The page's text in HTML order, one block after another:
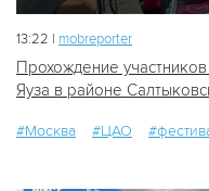
13:22 | mobreporter
Прохождение
Яуза в районе
#Москва #ЦАО